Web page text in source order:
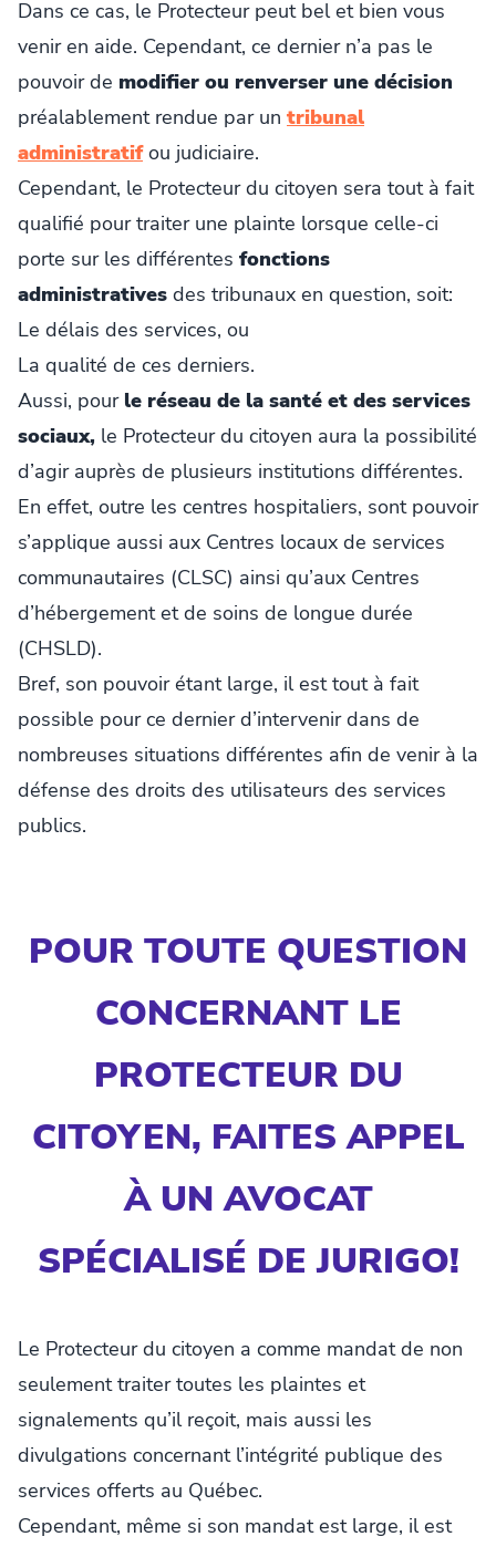
Dans ce cas, le Protecteur peut bel et bien vous
venir en aide. Cependant, ce dernier n’a pas le
pouvoir de modifier ou renverser une décision
préalablement rendue par un tribunal
administratifou judiciaire.
Cependant, le Protecteur du citoyen sera tout à fait
qualifié pour traiter une plainte lorsque celle-ci
porte sur les différentes fonctions
administratives des tribunaux en question, soit:
Le délais des services, ou
La qualité de ces derniers.
Aussi, pour le réseau de la santé et des services
sociaux, le Protecteur du citoyen aura la possibilité
d’agir auprès de plusieurs institutions différentes.
En effet, outre les centres hospitaliers, sont pouvoir
s’applique aussi aux Centres locaux de services
communautaires (CLSC) ainsi qu’aux Centres
d’hébergement et de soins de longue durée
(CHSLD).
Bref, son pouvoir étant large, il est tout à fait
possible pour ce dernier d’intervenir dans de
nombreuses situations différentes afin de venir à la
défense des droits des utilisateurs des services
publics.
POUR TOUTE QUESTION
CONCERNANT LE
PROTECTEUR DU
CITOYEN, FAITES APPEL
À UN AVOCAT
SPÉCIALISÉ DE JURIGO!
Le Protecteur du citoyen a comme mandat de non
seulement traiter toutes les plaintes et
signalements qu’il reçoit, mais aussi les
divulgations concernant l’intégrité publique des
services offerts au Québec.
Cependant, même si son mandat est large, il est